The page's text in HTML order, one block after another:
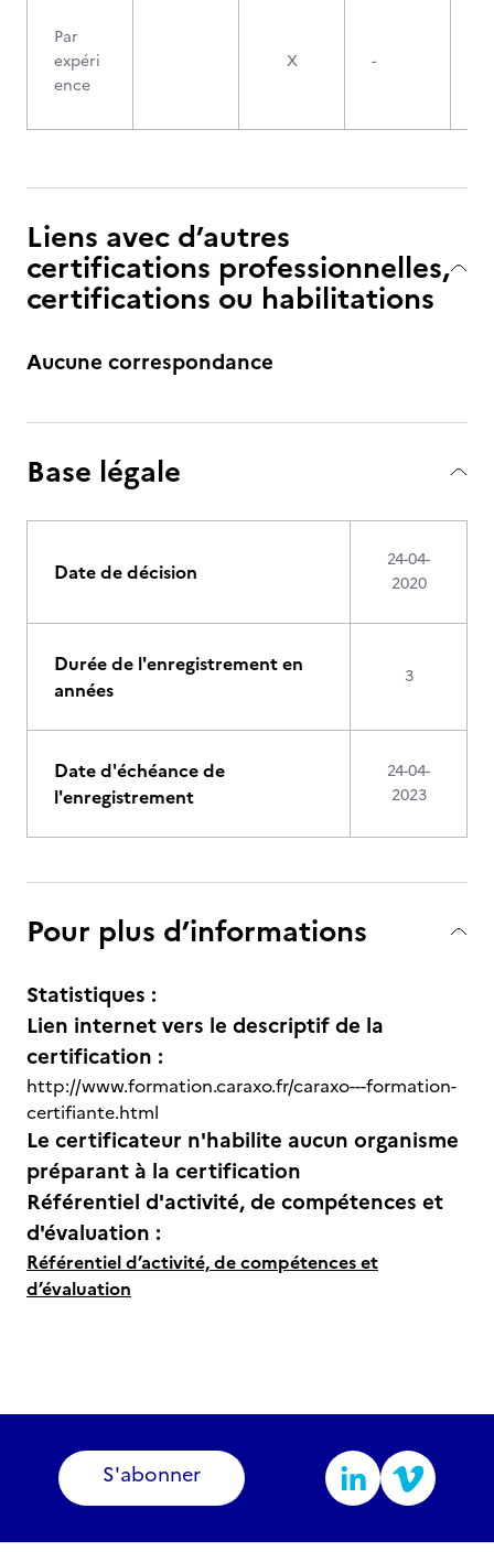
Par
expéri
ence
X -
Liens avec d’autres
certifications professionnelles,
certifications ou habilitations
Aucune correspondance
Base légale
Date de décision
24-04-
2020
Durée de l'enregistrement en
années
3
Date d'échéance de
l'enregistrement
24-04-
2023
Pour plus d’informations
Statistiques :
Lien internet vers le descriptif de la
certification :
http://www.formation.caraxo.fr/caraxo---formation-
certifiante.html
Le certificateur n'habilite aucun organisme
préparant à la certification
Référentiel d'activité, de compétences et
d'évaluation :
Référentiel d’activité, de compétences et
d’évaluation
S'abonner